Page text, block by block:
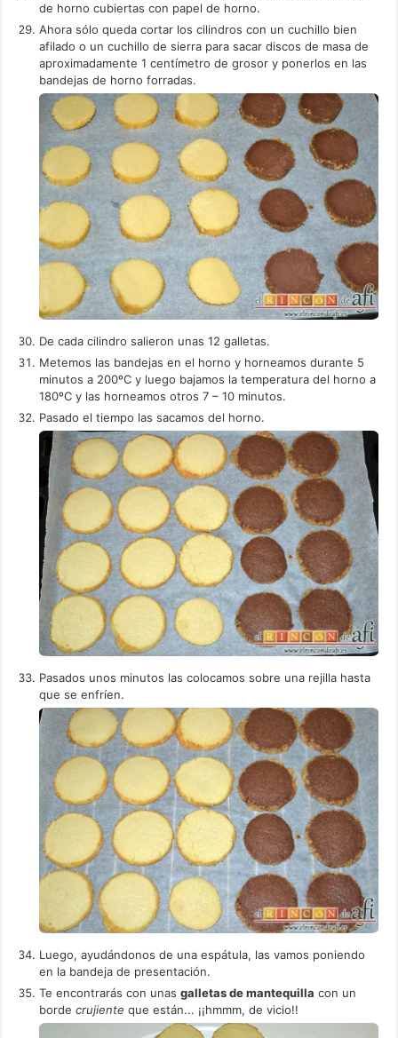
de horno cubiertas con papel de horno.
Ahora sólo queda cortar los cilindros con un cuchillo bien
afilado o un cuchillo de sierra para sacar discos de masa de
aproximadamente 1 centímetro de grosor y ponerlos en las
bandejas de horno forradas.
De cada cilindro salieron unas 12 galletas.
Metemos las bandejas en el horno y horneamos durante 5
minutos a 200ºC y luego bajamos la temperatura del horno a
180ºC y las horneamos otros 7 – 10 minutos.
Pasado el tiempo las sacamos del horno.
Pasados unos minutos las colocamos sobre una rejilla hasta
que se enfríen.
Luego, ayudándonos de una espátula, las vamos poniendo
en la bandeja de presentación.
Te encontrarás con unasgalletas de mantequilla con un
bordecrujiente que están... ¡¡hmmm, de vicio!!